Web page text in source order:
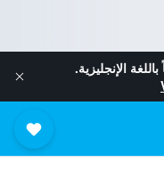
الإنجليزية.